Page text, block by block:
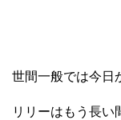
世間一般では今日
リリーはもう長い